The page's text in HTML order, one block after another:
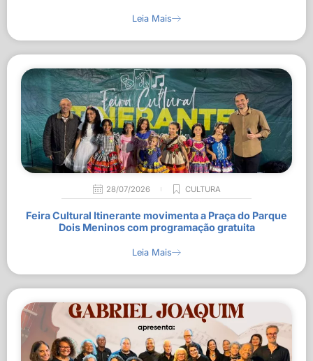
Leia Mais
28/07/2026 CULTURA
Feira Cultural Itinerante movimenta a Praça do Parque
Dois Meninos com programação gratuita
Leia Mais